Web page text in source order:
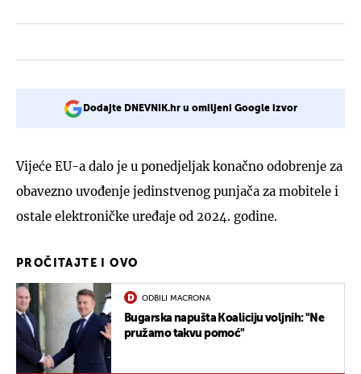
Dodajte DNEVNIK.hr u omiljeni Google izvor
Vijeće EU-a dalo je u ponedjeljak konačno odobrenje za
obavezno uvođenje jedinstvenog punjača za mobitele i
ostale elektroničke uređaje od 2024. godine.
PROČITAJTE I OVO
ODBILI MACRONA
Bugarska napušta Koaliciju voljnih: "Ne
pružamo takvu pomoć"